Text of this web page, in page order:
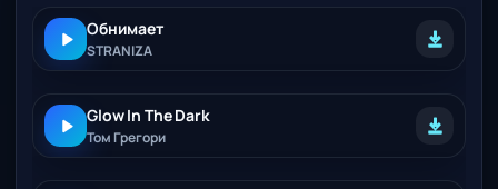
Обнимает
STRANIZA
Glow In The Dark
Том Грегори